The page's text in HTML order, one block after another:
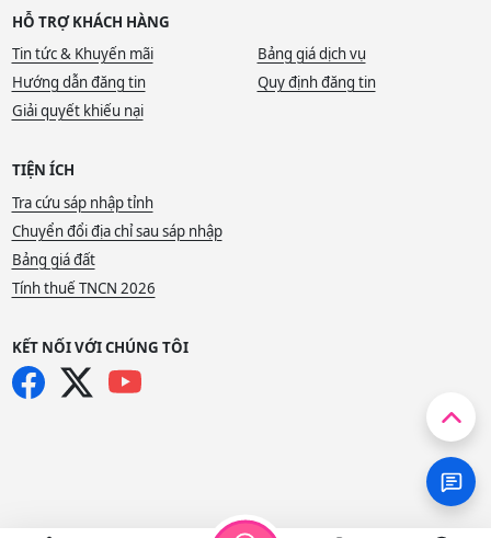
HỖ TRỢ KHÁCH HÀNG
Tin tức & Khuyến mãi
Bảng giá dịch vụ
Hướng dẫn đăng tin
Quy định đăng tin
Giải quyết khiếu nại
TIỆN ÍCH
Tra cứu sáp nhập tỉnh
Chuyển đổi địa chỉ sau sáp nhập
Bảng giá đất
Tính thuế TNCN 2026
KẾT NỐI VỚI CHÚNG TÔI